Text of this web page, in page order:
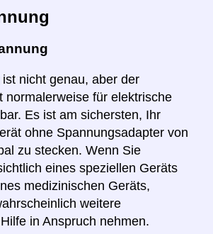
nicht genau, aber der
normalerweise für elektrische
Es ist am sichersten, Ihr
ohne Spannungsadapter von
zu stecken. Wenn Sie
eines speziellen Geräts
medizinischen Geräts,
weitere
in Anspruch nehmen.